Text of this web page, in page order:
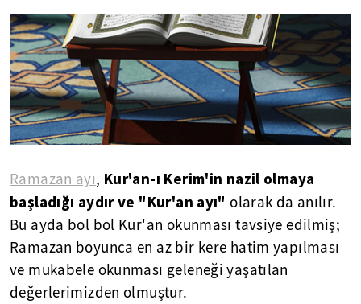
Ramazan ayı, Kur'an-ı Kerim'in nazil olmaya
başladığı aydır ve "Kur'an ayı" olarak da anılır.
Bu ayda bol bol Kur'an okunması tavsiye edilmiş;
Ramazan boyunca en az bir kere hatim yapılması
ve mukabele okunması geleneği yaşatılan
değerlerimizden olmuştur.